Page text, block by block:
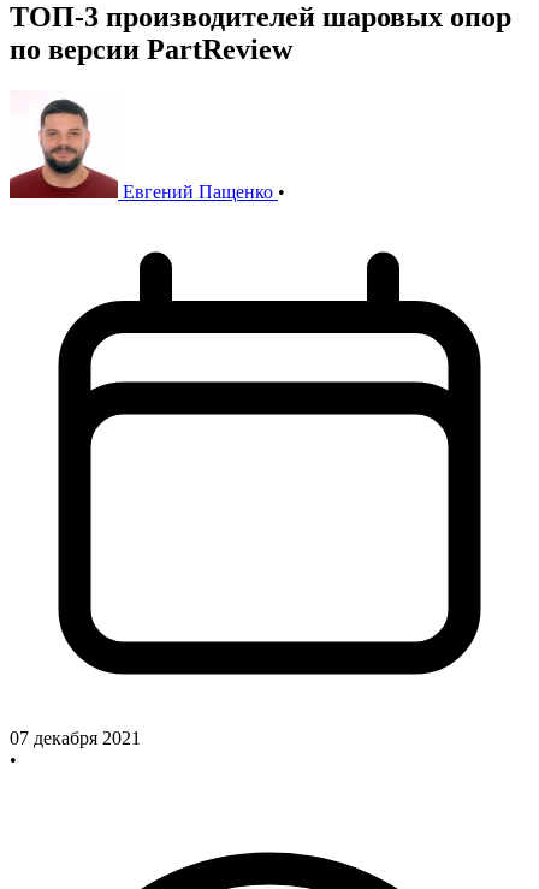
ТОП-3 производителей шаровых опор
по версии PartReview
Евгений Пащенко •
07 декабря 2021
•